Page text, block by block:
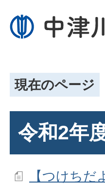
現在のページ
令和2年
【つけち